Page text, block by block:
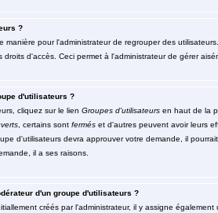
?
manière pour l'administrateur de regrouper des
d'accès. Ceci permet à l'administrateur de gérer
d'utilisateurs ?
cliquez sur le lien Groupes d'utilisateursen haut de la
, certains sont ferméset d'autres peuvent avoir leurs
d'utilisateurs devra approuver votre demande, il
il a ses raisons.
d'un groupe d'utilisateurs ?
créés par l'administrateur, il y assigne